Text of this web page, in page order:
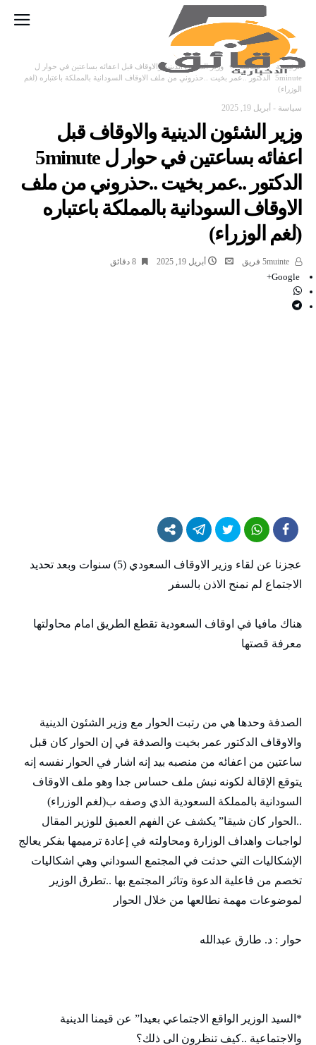
‫الرئيسية‬ سياسة
وزير الشئون الدينية والاوقاف قبل اعفائه بساعتين في حوار ل
5minute الدكتور ..عمر بخيت ..حذروني من ملف الاوقاف السودانية بالمملكة باعتباره (لغم
الوزراء)
سياسة - أبريل 19, 2025
وزير الشئون الدينية والاوقاف قبل
الدكتور ..عمر بخيت ..حذروني من ملف
الاوقاف السودانية بالمملكة باعتباره
(لغم الوزراء)
أبريل 19, 2025 8 ‫دقائق‬
Google+
عجزنا عن لقاء وزير الاوقاف السعودي (5) سنوات وبعد تحديد
الاجتماع لم نمنح الاذن بالسفر
هناك مافيا في اوقاف السعودية تقطع الطريق امام محاولتها
معرفة قصتها
الصدفة وحدها هي من رتبت الحوار مع وزير الشئون الدينية
والاوقاف الدكتور عمر بخيت والصدفة في إن الحوار كان قبل
ساعتين من اعفائه من منصبه بيد إنه اشار في الحوار نفسه إنه
يتوقع الإقالة لكونه نبش ملف حساس جدا وهو ملف الاوقاف
السودانية بالمملكة السعودية الذي وصفه ب(لغم الوزراء)
..الحوار كان شيقا” يكشف عن الفهم العميق للوزير المقال
لواجبات واهداف الوزارة ومحاولته في إعادة ترميمها بفكر يعالج
الإشكاليات التي حدثت في المجتمع السوداني وهي اشكاليات
تخصم من فاعلية الدعوة وتاثر المجتمع بها ..تطرق الوزير
لموضوعات مهمة نطالعها من خلال الحوار
حوار : د. طارق عبدالله
*السيد الوزير الواقع الاجتماعي بعيدا” عن قيمنا الدينية
والاجتماعية ..كيف تنظرون الى ذلك؟